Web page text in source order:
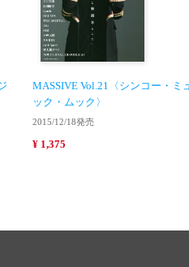
MASSIVE Vol.21〈シンコー・ミ
ック・ムック〉
2015/12/18発売
¥ 1,375